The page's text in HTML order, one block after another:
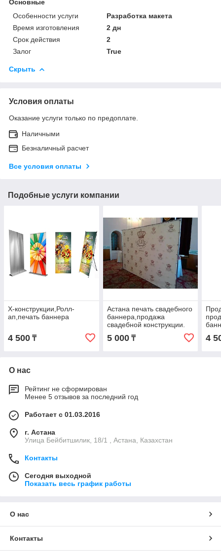
Основные
Особенности услуги
Разработка макета
Время изготовления
2 дн
Срок действия
2
Залог
True
Скрыть
Условия оплаты
Оказание услуги только по предоплате.
Наличными
Безналичный расчет
Все условия оплаты
Подобные услуги компании
Х-конструкции,Ролл-
ап,печать баннера
4 500 ₸
Астана печать свадебного
баннера,продажа
свадебной конструкции.
5 000₸ 4
О нас
Рейтинг не сформирован
Менее 5 отзывов за последний год
Работает с 01.03.2016
г. Астана
Улица Бейбитшилик, 18/1 , Астана, Казахстан
Контакты
Сегодня выходной
Показать весь график работы
О нас
Контакты